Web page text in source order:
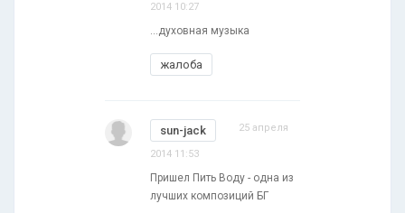
2014 10:27
...духовная музыка
жалоба
sun-jack 25 апреля
2014 11:53
Пришел Пить Воду - одна из
лучших композиций БГ